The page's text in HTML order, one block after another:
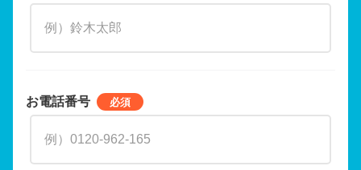
お電話番号